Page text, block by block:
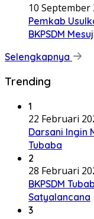
10 September
Pemkab
BKPSDM
Selengkapnya
Trending
1
22 Februari
Darsani Ingin
Tubaba
2
28 Februari
BKPSDM
Satyalancana
3